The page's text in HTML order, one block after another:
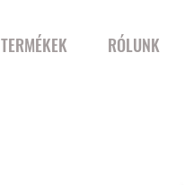
TERMÉKEK RÓLUNK